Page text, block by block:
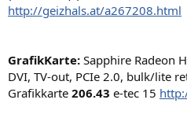
http://geizhals.at/a267208.html
GrafikKarte: Sapphire Radeon
DVI, TV-out, PCIe 2.0, bulk/lite
Grafikkarte 206.43 e-tec 15